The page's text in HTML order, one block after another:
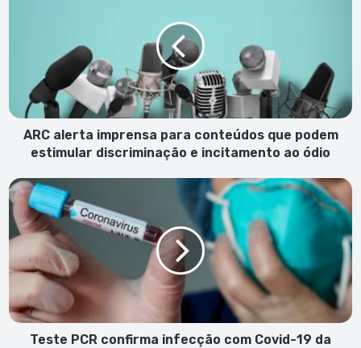
podem
estimular
discriminação
incitamento
ódio
ARC alerta imprensa para conteúdos que podem
estimular discriminação e incitamento ao ódio
Teste
PCR
confirma
infecção
Covid-
da
grávida
evacuada
Teste PCR confirma infecção com Covid-19 da